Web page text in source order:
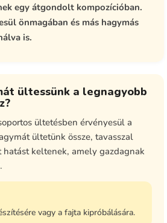
egy átgondolt kompozícióban.
önmagában és más hagymás
is.
ültessünk a legnagyobb
ültetésben érvényesül a
ültetünk össze, tavasszal
keltenek, amely gazdagnak
vagy a fajta kipróbálására.